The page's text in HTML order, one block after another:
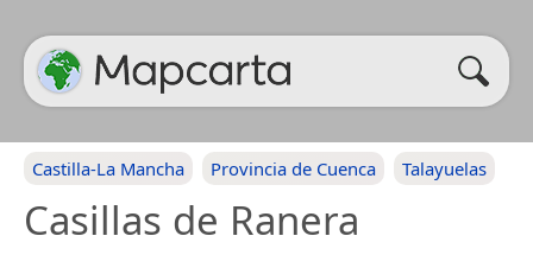
Castilla-La Mancha Provincia de Cuenca Talayuelas
Casillas de Ranera